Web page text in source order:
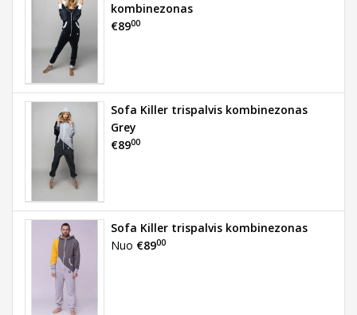
kombinezonas
€8900
Sofa Killer trispalvis kombinezonas
Grey
€8900
Sofa Killer trispalvis kombinezonas
Nuo €8900